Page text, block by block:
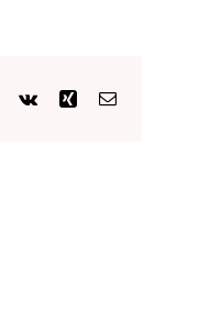
Pinterest
Vk XingE-